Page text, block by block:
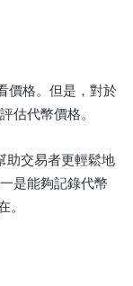
格。 但是，對於
估代幣價格。
助交易者更輕鬆地
是能夠記錄代幣